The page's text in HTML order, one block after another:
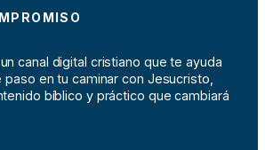
canal digital cristiano que te ayuda
en tu caminar con Jesucristo,
bíblico y práctico que cambiará